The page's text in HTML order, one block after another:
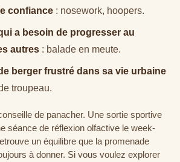
confiance : nosework, hoopers.
a besoin de progresser au
autres : balade en meute.
berger frustré dans sa vie urbaine
troupeau.
de panacher. Une sortie sportive
séance de réflexion olfactive le week-
un équilibre que la promenade
à donner. Si vous voulez explorer